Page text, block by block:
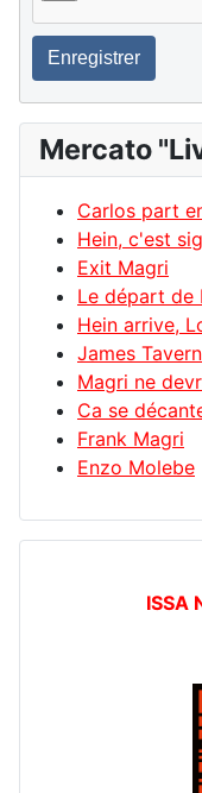
Enregistrer
Mercato
Carlos part
Hein, c'est
Exit Magri
Le départ de
Hein arrive,
James
Magri ne
Ca se
Frank Magri
Enzo Molebe
ISSA